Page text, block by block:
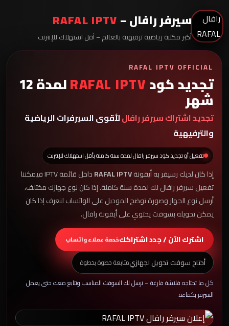
سيرفر رافال –RAFAL IPTV
أكبر مكتبة رياضية ترفيهية بالعالم – أقل استهلاك للإنترنت
RAFAL IPTV OFFICIAL
تجديد كودRAFAL IPTV لمدة 12
شهر
تجديد اشتراك سيرفر رافاللأقوى السيرفرات الرياضية
والترفيهية
تفعيل أو تجديد كود سيرفر رافال لمدة سنة كاملة بأقل استهلاك للإنترنت
إذا كان لديك رسيفر به أيقونةRAFAL IPTV
داخل قائمة IPTV فيمكننا
تفعيل سيرفر رافال لك لمدة سنة كاملة. إذا كان نوع جهازك مختلف،
أرسل نوع الجهاز وصورة توضح الموديل على الواتساب لنعرف إذا كان
يمكن تحويله بسوفت يحتوي على أيقونة رافال.
اشترك الآن / جدد اشتراككخدمة عملاء واتساب
أحتاج سوفت تحويل لجهازيمتابعة خطوة بخطوة
كل ما تحتاجه فلاشة فارغة – نرسل لك السوفت المناسب ونتابع معك حتى يعمل
السيرفر بكفاءة.